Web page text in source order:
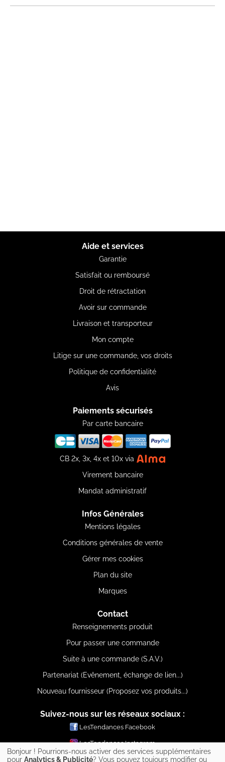
Aide et services
Garantie
Satisfait ou remboursé
Droit de rétractation
Avoir sur commande
Livraison et transporteur
Mon compte
Litige sur une commande, vos droits
Politique de confidentialité
Avis
Paiements sécurisés
Par carte bancaire
CB 2x, 3x, 4x et 10x via
Virement bancaire
Mandat administratif
Infos Générales
Mentions légales
Conditions générales de vente
Gérer mes cookies
Plan du site
Marques
Contact
Renseignements produit
Pour passer une commande
Suite à une commande (S.A.V.)
Partenariat (Evênement, échange de lien...)
Nouveau fournisseur (Proposez vos produits...)
Suivez-nous sur les réseaux sociaux :
LesTendances Facebook
LesTendances Instagram
LesTendances Pinterest
Bonjour ! Pourrions-nous activer des services supplémentaires
pour Analytics & Publicité? Vous pouvez toujours modifier ou